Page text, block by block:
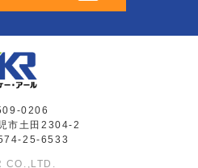
0206
市土田2304-2
25-6533
CO.,LTD.